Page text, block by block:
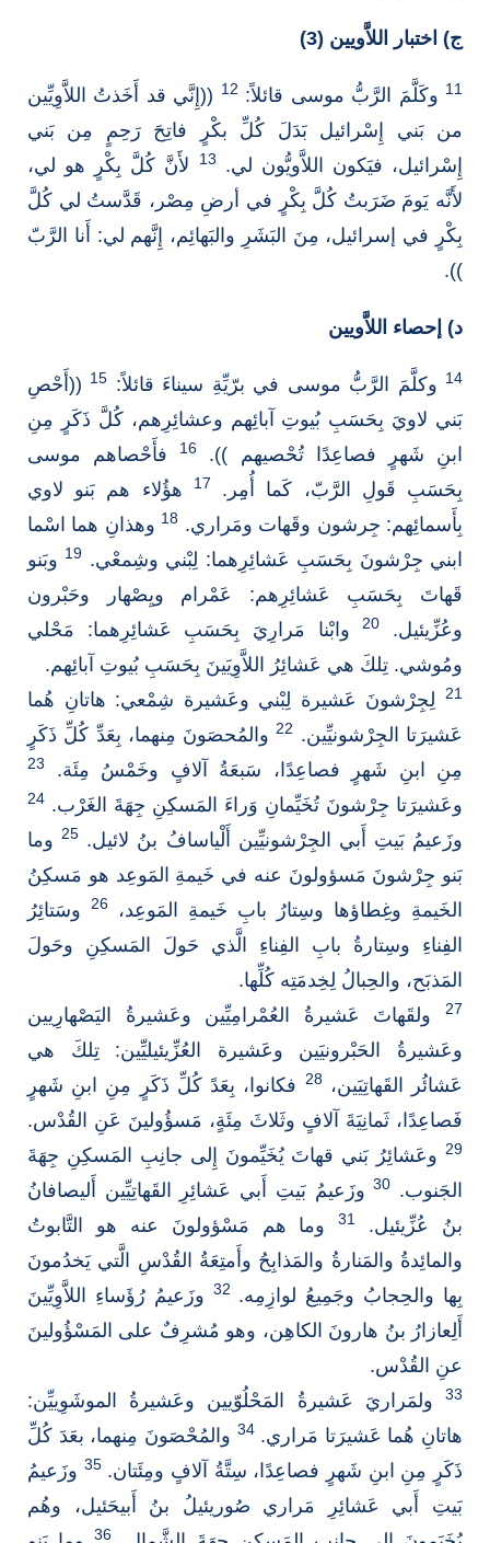
ج) اختبار اللاَّويين (3)
11 وكَلَّمَ الرَّبُّ موسى قائلاً: 12 ((إِنَّي قد أَخَذتُ اللاَّوِيِّين
من بَني إِسْرائيل بَدَلَ كُلِّ بكْرٍ فاتِحَ رَحِمٍ مِن بَني
إِسْرائيل، فيَكون اللاَّويُّون لي.
13
لأَنَّ كُلَّ بِكْرٍ هو لي،
لأَنَّه يَومَ ضَرَبتُ كُلَّ بِكْرٍ في أرضِ مِصْر، قَدَّستُ لي كُلَّ
بِكْرٍ في إسرائيل، مِنَ البَشَرِ والبَهائِم، إِنَّهم لي: أَنا الرَّبّ
)).
د) إحصاء اللاَّويين
14 وكلَّمَ الرَّبُّ موسى في برّيِّةِ سيناءَ قائلاً: 15 ((أَحْصِ
بَني لاويَ بِحَسَبِ بُيوتِ آبائِهم وعشائِرِهم، كُلَّ ذَكَرٍ مِنِ
ابنِ شَهرٍ فصاعِدًا تُحْصيهم )).
16
فأَحْصاهم موسى
بِحَسَبِ قَولِ الرَّبّ، كَما أُمِِر.
17
هؤُلاء هم بَنو لاوي
بِأَسمائِهم: جِرشون وقَهات ومَراري. 18 وهذانِ هما اسْما
ابني جِرْشونَ بِحَسَبِ عَشائِرِهما: لِبْني وشِمعْي. 19 وبَنو
قَهاتَ بِحَسَبِ عَشائِرِهم: عَمْرام ويِصْهار وحَبْرون
وعُزِّيئيل.
20وابْنا مَرارِيَ بِحَسَبِ عَشائِرِهما: مَحْلي
ومُوشي. تِلكَ هي عَشائِرُ اللاَّوِيَينَ بِحَسَبِ بُيوتِ آبائِهم.
21
لِجِرْشونَ عَشيرة لِبْني وعَشيرة شِمْعي: هاتانِ هُما
عَشيرَتا الجِرْشونيِّين. 22والمُحصَونَ مِنهما، بِعَدِّ كُلِّ ذَكَرٍ
مِنِ ابنِ شَهرٍ فصاعِدًا، سَبعَةُ آلافٍ وخَمْسُ مِئَة.
23
وعَشيرَتا جِرْشونَ تُخَيِّمانِ وَراءَ المَسكِنِ جِهَةَ الغَرْب. 24
وزَعيمُ بَيتِ أَبي الجِرْشونيِّين أَلْياسافُ بنُ لائيل. 25وما
بَنو جِرْشونَ مَسؤولونَ عنه في خَيمةِ المَوعِد هو مَسكِنُ
الخَيمةِ وغِطاؤها وسِتارُ بابِ خَيمةِ المَوعِد،
26
وسَتائِرُ
الفِناءِ وسِتارةُ بابِ الفِناءِ الَّذي حَولَ المَسكِنِ وحَولَ
المَذبَح، والحِبالُ لِخِدمَتِه كُلِّها.
27
ولقَهاتَ عَشيرةُ العُمْرامِيِّين وعَشيرةُ اليَصْهارِيين
وعَشيرةُ الحَبْرونيَين وعَشيرة العُزِّيئيليِّين: تِلكَ هي
عَشائُر القَهاتِيَين،28 فكانوا، بِعَدً كُلِّ ذَكَرٍ مِنِ ابنِ شَهرٍ
فَصاعِدًا، ثَمانِيَةَ آلافٍ وثَلاثَ مِئَةٍ، مَسؤُولينَ عَنِ القُدْس.
29 وعَشائِرُ بَني قهاتَ يُخَيِّمونَ إِلى جانِبِ المَسكِنِ جِهَةَ
الجَنوب. 30وزَعيمُ بَيتِ أَبي عَشائِرِ القَهاتِيِّين أَليصافانُ
بنُ عُزِّيئيل.
31وما هم مَسْؤولونَ عنه هو التَّابوتُ
والمائِدةُ والمَنارةُ والمَذابِحُ وأَمتِعَةُ القُدْسِ الَّتي يَخدُمونَ
بِها والحِجابُ وجَمِيعُ لوازِمِه. 32 وزَعيمُ رُؤَساءِ اللاَّوِيِّينَ
أَلِعازارُ بنُ هارونَ الكاهِن، وهو مُشرِفٌ على المَسْؤُولينَ
عنِ القُدْس.
33
ولمَراريَ عَشيرةُ المَحْلُوّيين وعَشيرةُ الموشَوِييِّن:
هاتانِ هُما عَشيرَتا مَراري.34 والمُحْصَونَ مِنهما، بعَدَ كُلِّ
ذَكَرٍ مِنِ ابنِ شَهرٍ فصاعِدًا، سِتَّةُ آلافٍ ومِئَتان.35 وزَعيمُ
بَيتِ أَبي عَشائِرِ مَراري صُوريئيلُ بنُ أَبيحَئيل، وهُم
36